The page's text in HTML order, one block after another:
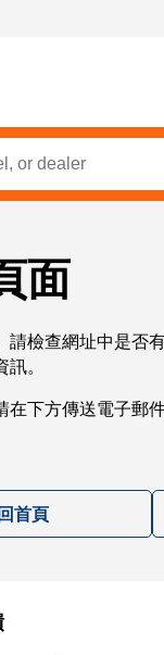
面
請檢查網址中是否
。
在下方傳送電子郵
首頁